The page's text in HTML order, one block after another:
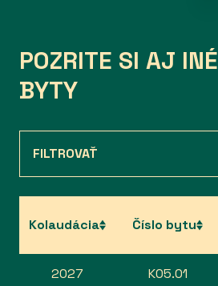
POZRITE SI AJ
BYTY
FILTROVAŤ
Kolaudácia Číslo bytu
2027 K05.01